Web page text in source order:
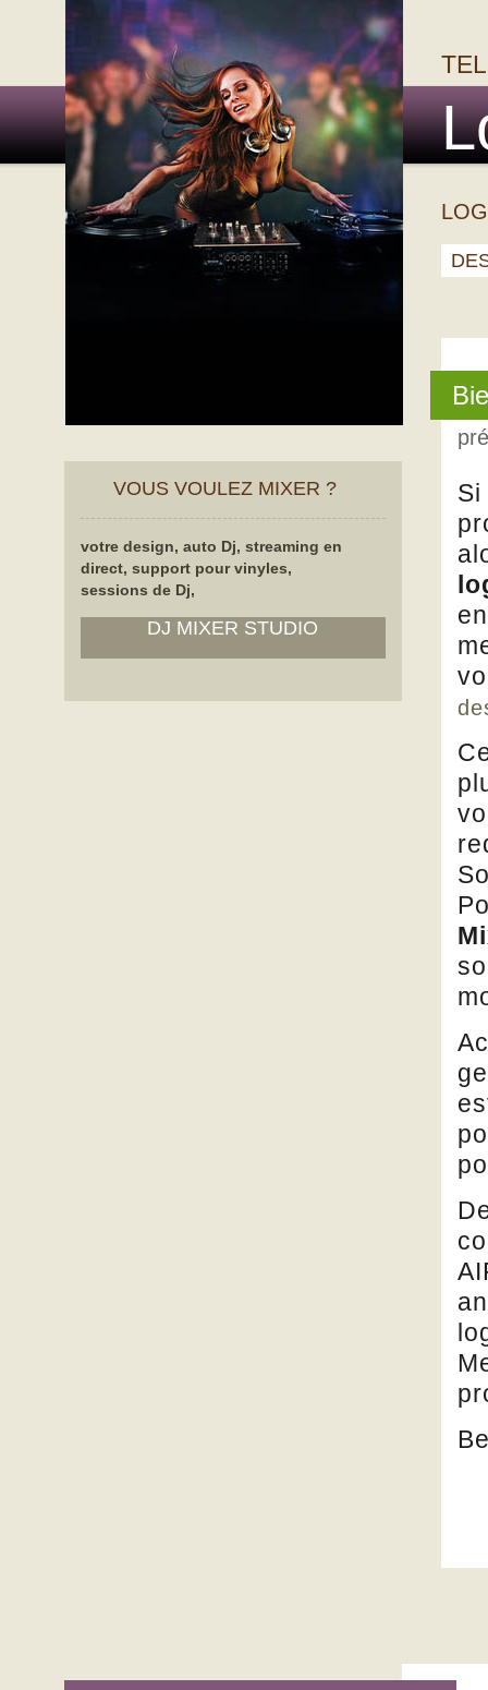
VOUS VOULEZ MIXER ?
votre design, auto Dj, streaming en
direct, support pour vinyles,
sessions de Dj,
DJ MIXER STUDIO